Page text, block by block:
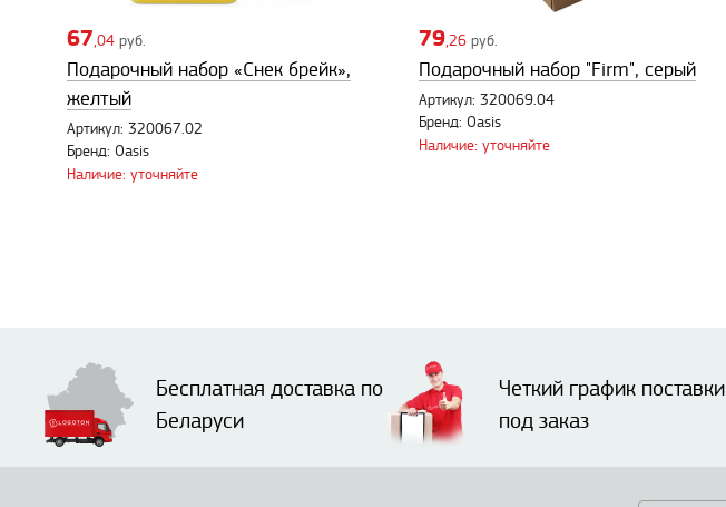
67,04 руб.
Подарочный набор «Снек брейк»,
желтый
Артикул: 320067.02
Бренд: Oasis
Наличие: уточняйте
79,26 руб.
Подарочный набор "Firm", серый
Артикул: 320069.04
Бренд: Oasis
Наличие: уточняйте
Бесплатная доставка по
Беларуси
Четкий график поставки
под заказ